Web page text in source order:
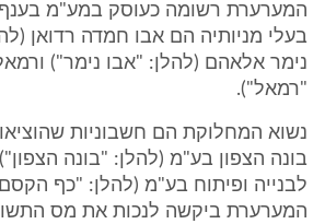
המערערת רשומה כעוסק במע"מ בענף
בעלי מניותיה הם אבו חמדה רדואן
נימר אלאהם (להלן: "אבו נימר")
"רמאל").
נשוא המחלוקת הם חשבוניות
בונה הצפון בע"מ (להלן: "בונה
לבנייה ופיתוח בע"מ (להלן: "כף
המערערת ביקשה לנכות את מס